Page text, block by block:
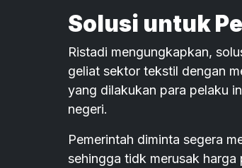
Solusi untuk
Ristadi mengungkapkan,
geliat sektor tekstil dengan
yang dilakukan para pelaku
negeri.
Pemerintah diminta segera
sehingga tidk merusak